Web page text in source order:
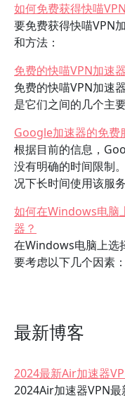
如何免费获得快喵
要免费获得快喵VPN
和方法：
免费的快喵VPN加速
免费的快喵VPN加速
是它们之间的几个主
Google加速器的免费
根据目前的信息，
没有明确的时间限制
况下长时间使用该服
如何在Windows电脑
器？
在Windows电脑上选
要考虑以下几个因素：
最新博客
2024最新Air加速器
2024Air加速器VPN最